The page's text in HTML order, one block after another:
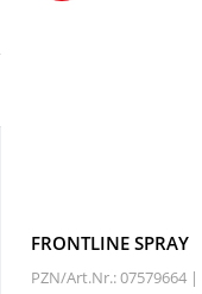
Nahrungsergänzung
FRONTLINE SPRAY
PZN/Art.Nr.: 07579664 |